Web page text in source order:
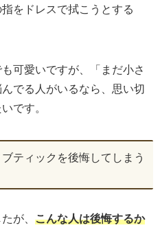
をドレスで拭こうとする
可愛いですが、「まだ小さ
でる人がいるなら、思い切
です。
ティックを後悔してしまう
が、 こんな人は後悔するか